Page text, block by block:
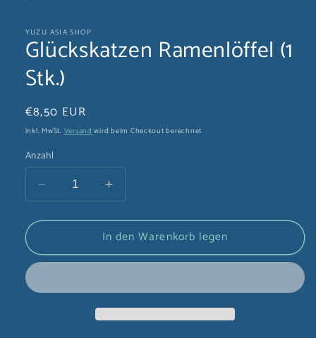
Modal
öffnen
YUZU ASIA SHOP
Glückskatzen Ramenlöffel (1
Stk.)
Normaler
Preis
€8,50 EUR
inkl. MwSt.Versandwird beim Checkout berechnet
Anzahl
Verringere
die
Menge
Glückskatzen
Erhöhe
die
Menge
für
Glückskatzen
In den Warenkorb legen